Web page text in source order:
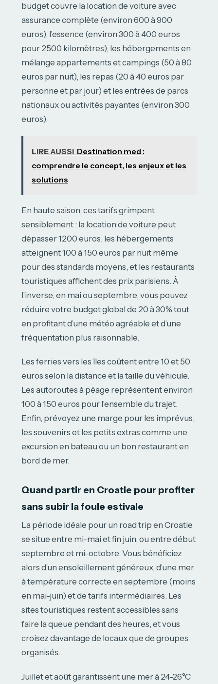
budget couvre la location de voiture avec
assurance complète (environ 600 à 900
euros), l’essence (environ 300 à 400 euros
pour 2500 kilomètres), les hébergements en
mélange appartements et campings (50 à 80
euros par nuit), les repas (20 à 40 euros par
personne et par jour) et les entrées de parcs
nationaux ou activités payantes (environ 300
euros).
LIRE AUSSI Destination med :
comprendre le concept, les enjeux et les
solutions
En haute saison, ces tarifs grimpent
sensiblement : la location de voiture peut
dépasser 1200 euros, les hébergements
atteignent 100 à 150 euros par nuit même
pour des standards moyens, et les restaurants
touristiques affichent des prix parisiens. À
l’inverse, en mai ou septembre, vous pouvez
réduire votre budget global de 20 à 30% tout
en profitant d’une météo agréable et d’une
fréquentation plus raisonnable.
Les ferries vers les îles coûtent entre 10 et 50
euros selon la distance et la taille du véhicule.
Les autoroutes à péage représentent environ
100 à 150 euros pour l’ensemble du trajet.
Enfin, prévoyez une marge pour les imprévus,
les souvenirs et les petits extras comme une
excursion en bateau ou un bon restaurant en
bord de mer.
Quand partir en Croatie pour profiter
sans subir la foule estivale
La période idéale pour un road trip en Croatie
se situe entre mi-mai et fin juin, ou entre début
septembre et mi-octobre. Vous bénéficiez
alors d’un ensoleillement généreux, d’une mer
à température correcte en septembre (moins
en mai-juin) et de tarifs intermédiaires. Les
sites touristiques restent accessibles sans
faire la queue pendant des heures, et vous
croisez davantage de locaux que de groupes
organisés.
Juillet et août garantissent une mer à 24-26°C